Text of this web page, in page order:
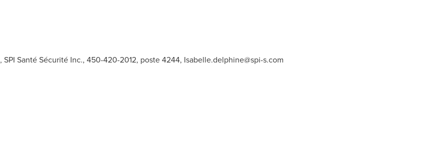
Santé Sécurité Inc., 450-420-2012, poste 4244, Isabelle.delphine@spi-s.com